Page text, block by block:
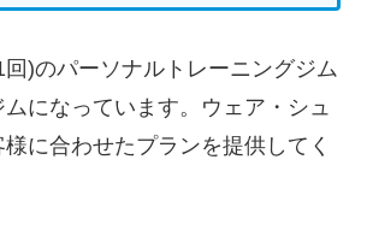
)のパーソナルトレーニングジム
になっています。ウェア・シュ
に合わせたプランを提供してく